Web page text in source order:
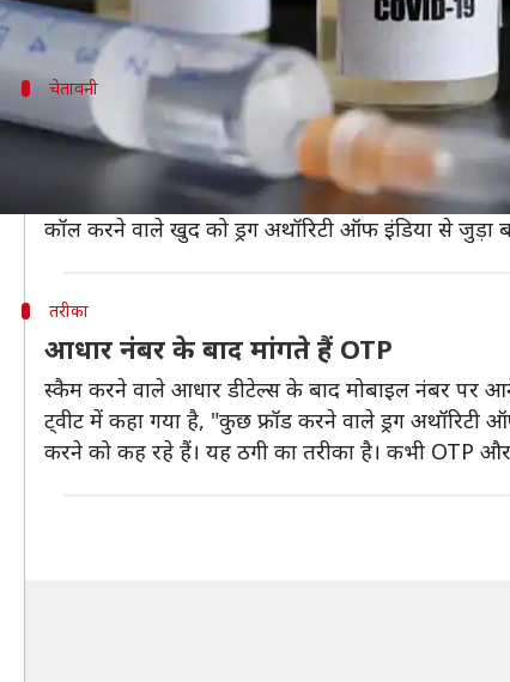
चेतावनी
ट्विटर पर दी गई स्कैम की जानकारी
PIB फैक्टचेक के आधिकारिक ट्विटर हैंडल से नागरिकों
इस नए स्कैम में फ्रॉड करने वाले नागरिकों से कॉल पर कहते
कॉल करने वाले खुद को ड्रग अथॉरिटी ऑफ इंडिया से
तरीका
आधार नंबर के बाद मांगते हैं OTP
स्कैम करने वाले आधार डीटेल्स के बाद मोबाइल नंबर पर
ट्वीट में कहा गया है, "कुछ फ्रॉड करने वाले ड्रग अथॉरिटी
करने को कह रहे हैं। यह ठगी का तरीका है। कभी OTP और